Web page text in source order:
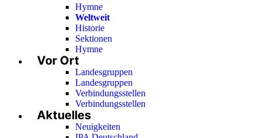
Hymne
Weltweit
Historie
Sektionen
Hymne
Vor Ort
Landesgruppen
Landesgruppen
Verbindungsstellen
Verbindungsstellen
Aktuelles
Neuigkeiten